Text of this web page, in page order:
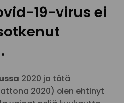
19-virus ei
2020 ja tätä
2020) olen ehtinyt